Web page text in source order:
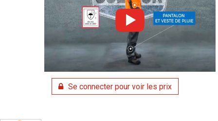
Se connecter pour voir les prix